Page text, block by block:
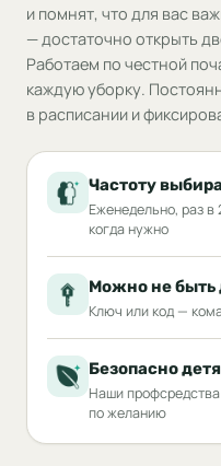
и помнят, что для вас
— достаточно открыть
Работаем по честной
каждую уборку.
в расписании и
Частоту
Еженедельно, раз
когда нужно
Можно не быть
Ключ или код —
Безопасно
Наши
по желанию